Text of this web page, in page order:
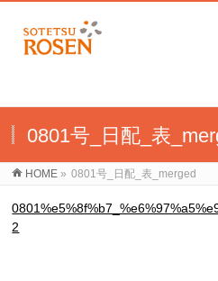
0801号_日配_表
HOME » 0801号_日配_表_merged
2